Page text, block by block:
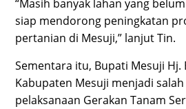
“Masih banyak lahan yang
siap mendorong peningkatan
pertanian di Mesuji,” lanjut Tin.
Sementara itu, Bupati Mesuji Hj.
Kabupaten Mesuji menjadi
pelaksanaan Gerakan Tanam